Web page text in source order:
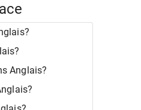
Anglais?